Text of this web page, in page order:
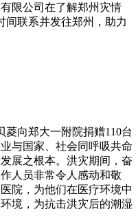
限公司在了解郑州灾情
间联系并发往郑州，助力
菱向郑大一附院捐赠110台
与国家、社会同呼吸共命
展之根本。洪灾期间，奋
人员非常令人感动和敬
院，为他们在医疗环境中
境，为抗击洪灾后的潮湿